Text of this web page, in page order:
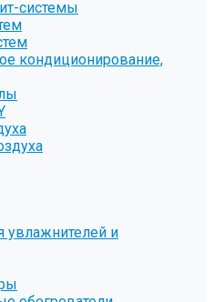
системы
кондиционирование,
увлажнителей и